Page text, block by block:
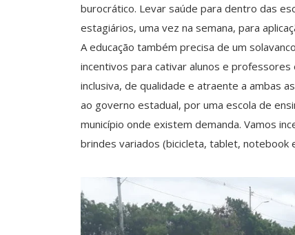
burocrático. Levar saúde para dentro das
estagiários, uma vez na semana, para
A educação também precisa de um
incentivos para cativar alunos e
inclusiva, de qualidade e atraente a ambas
ao governo estadual, por uma escola de
município onde existem demanda. Vamos
brindes variados (bicicleta, tablet, notebook